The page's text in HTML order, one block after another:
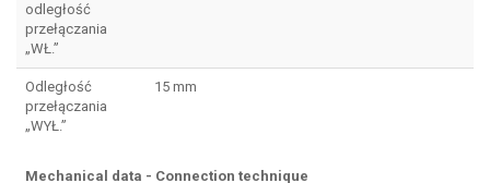
odległość
przełączania
„WŁ.”
Odległość
przełączania
„WYŁ.”
15 mm
Mechanical data - Connection technique